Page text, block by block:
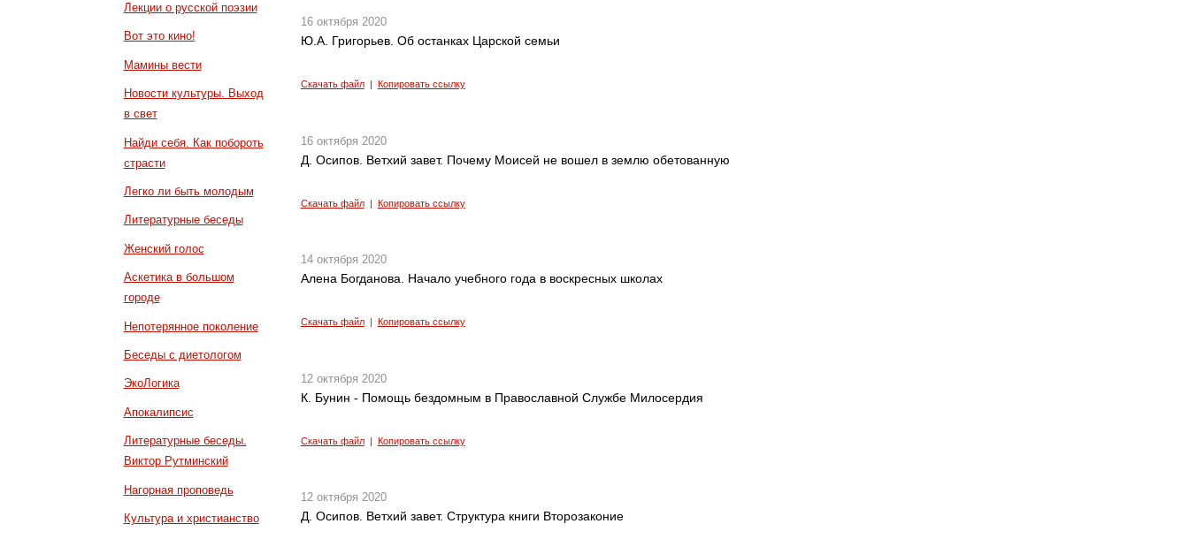
Лекции о русской поэзии
Вот это кино!
Мамины вести
Новости культуры. Выход
в свет
Найди себя. Как побороть
страсти
Легко ли быть молодым
Литературные беседы
Женский голос
Аскетика в большом
городе
Непотерянное поколение
Беседы с диетологом
ЭкоЛогика
Апокалипсис
Литературные беседы.
Виктор Рутминский
Нагорная проповедь
Культура и христианство
16 октября 2020
Ю.А. Григорьев. Об останках Царской семьи
Скачать файл| Копировать ссылку
16 октября 2020
Д. Осипов. Ветхий завет. Почему Моисей не вошел в землю обетованную
Скачать файл| Копировать ссылку
14 октября 2020
Алена Богданова. Начало учебного года в воскресных школах
Скачать файл| Копировать ссылку
12 октября 2020
К. Бунин - Помощь бездомным в Православной Службе Милосердия
Скачать файл| Копировать ссылку
12 октября 2020
Д. Осипов. Ветхий завет. Структура книги Второзаконие